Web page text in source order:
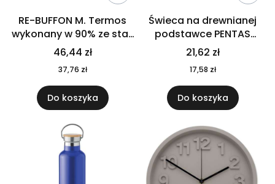
RE-BUFFON M. Termos
wykonany w 90% ze stali
nierdzewnej
pochodzącej z
recyklingu 520 ml 94294
46,44 zł
37,76 zł
Do koszyka
Świeca na drewnianej
podstawce PENTAS
MO6282-40
21,62 zł
17,58 zł
Do koszyka